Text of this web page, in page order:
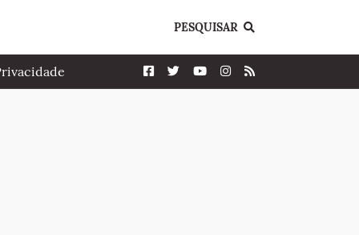
PESQUISAR